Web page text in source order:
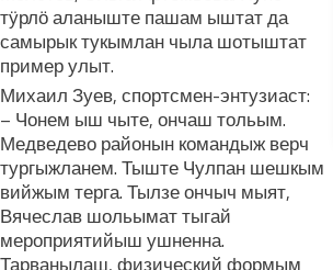
тӱрлӧ аланыште пашам ыштат да
самырык тукымлан чыла шотыштат
пример улыт.
Михаил Зуев, спортсмен-энтузиаст:
– Чонем ыш чыте, ончаш тольым.
Медведево районын командыж верч
тургыжланем. Тыште Чулпан шешкым
вийжым терга. Тылзе ончыч мыят,
Вячеслав шольымат тыгай
мероприятийыш ушненна.